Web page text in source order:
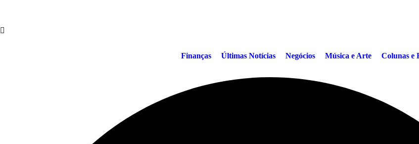
Finanças Últimas Notícias Negócios Música e Arte Colunas e